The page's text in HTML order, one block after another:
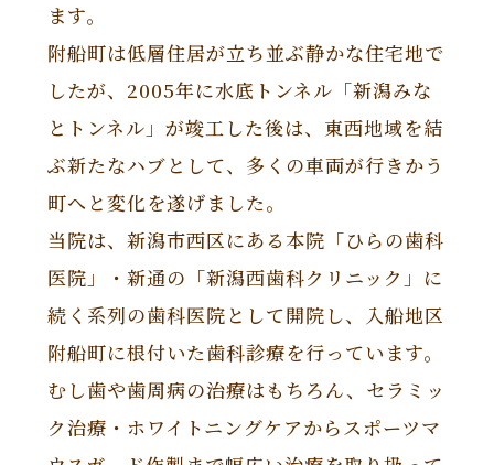
ます。
附船町は低層住居が立ち並ぶ静かな住宅地で
したが、2005年に水底トンネル「新潟みな
とトンネル」が竣工した後は、東西地域を結
ぶ新たなハブとして、多くの車両が行きかう
町へと変化を遂げました。
当院は、新潟市西区にある本院「ひらの歯科
医院」・新通の「新潟西歯科クリニック」に
続く系列の歯科医院として開院し、入船地区
附船町に根付いた歯科診療を行っています。
むし歯や歯周病の治療はもちろん、セラミッ
ク治療・ホワイトニングケアからスポーツマ